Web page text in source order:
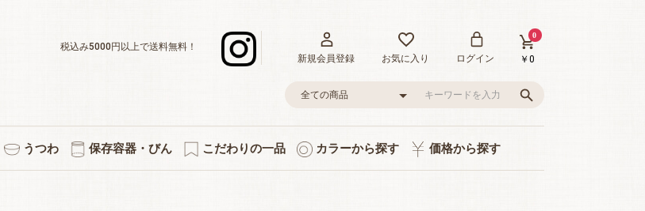
税込み5000円以上で送料無料！
新規会員登録
お気に入り ログイン
0
￥0
うつわ 保存容器・びん こだわりの一品 カラーから探す 価格から探す